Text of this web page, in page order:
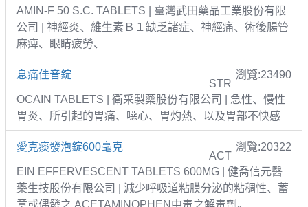
AMIN-F 50 S.C. TABLETS | 臺灣武田藥品工業股份有限
公司 | 神經炎、維生素Ｂ１缺乏諸症、神經痛、術後腸管
麻痺、眼睛疲勞、
息痛佳音錠 瀏覽:23490
STR
OCAIN TABLETS | 衛采製藥股份有限公司 | 急性、慢性
胃炎、所引起的胃痛、噁心、胃灼熱、以及胃部不快感
愛克痰發泡錠600毫克 瀏覽:20322
ACT
EIN EFFERVESCENT TABLETS 600MG | 健喬信元醫
藥生技股份有限公司 | 減少呼吸道粘膜分泌的粘稠性、蓄
意或偶發之 ACETAMINOPHEN中毒之解毒劑。